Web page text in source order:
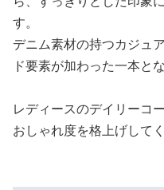
す。
デニム素材の持つカジュ
ド要素が加わった一本と
レディースのデイリーコ
おしゃれ度を格上げして